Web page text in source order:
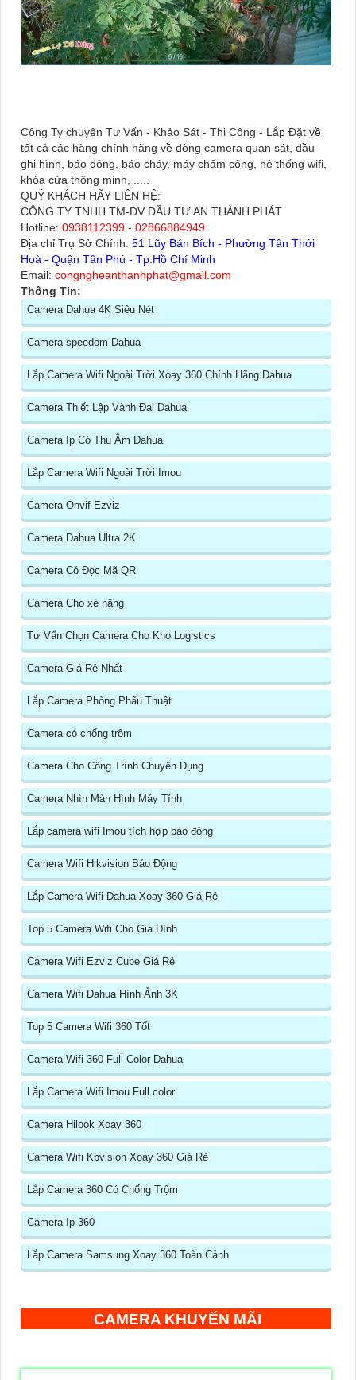
Công Ty chuyên Tư Vấn - Khảo Sát - Thi Công - Lắp Đặt về
tất cả các hàng chính hãng về dòng camera quan sát, đầu
ghi hình, báo động, báo cháy, máy chấm công, hệ thống wifi,
khóa cửa thông minh, .....
QUÝ KHÁCH HÃY LIÊN HỆ:
CÔNG TY TNHH TM-DV ĐẦU TƯ AN THÀNH PHÁT
Hotline: 0938112399 - 02866884949
Địa chỉ Trụ Sở Chính: 51 Lũy Bán Bích - Phường Tân Thới
Hoà - Quận Tân Phú - Tp.Hồ Chí Minh
Email: congngheanthanhphat@gmail.com
Thông Tin:
Camera Dahua 4K Siêu Nét
Camera speedom Dahua
Lắp Camera Wifi Ngoài Trời Xoay 360 Chính Hãng Dahua
Camera Thiết Lập Vành Đai Dahua
Camera Ip Có Thu Ậm Dahua
Lắp Camera Wifi Ngoài Trời Imou
Camera Onvif Ezviz
Camera Dahua Ultra 2K
Camera Có Đọc Mã QR
Camera Cho xe nâng
Tư Vấn Chọn Camera Cho Kho Logistics
Camera Giá Rẻ Nhất
Lắp Camera Phòng Phẩu Thuật
Camera có chống trộm
Camera Cho Công Trình Chuyên Dụng
Camera Nhìn Màn Hình Máy Tính
Lắp camera wifi Imou tích hợp báo động
Camera Wifi Hikvision Báo Động
Lắp Camera Wifi Dahua Xoay 360 Giá Rẻ
Top 5 Camera Wifi Cho Gia Đình
Camera Wifi Ezviz Cube Giá Rẻ
Camera Wifi Dahua Hình Ảnh 3K
Top 5 Camera Wifi 360 Tốt
Camera Wifi 360 Full Color Dahua
Lắp Camera Wifi Imou Full color
Camera Hilook Xoay 360
Camera Wifi Kbvision Xoay 360 Giá Rẻ
Lắp Camera 360 Có Chống Trộm
Camera Ip 360
Lắp Camera Samsung Xoay 360 Toàn Cảnh
CAMERA KHUYẾN MÃI